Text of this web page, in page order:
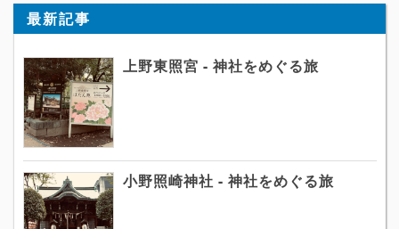
最新記事
上野東照宮 - 神社をめぐる旅
小野照崎神社 - 神社をめぐる旅